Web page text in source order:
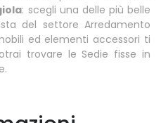
: scegli una delle più belle
del settore Arredamento
ed elementi accessori ti
trovare le Sedie fisse in